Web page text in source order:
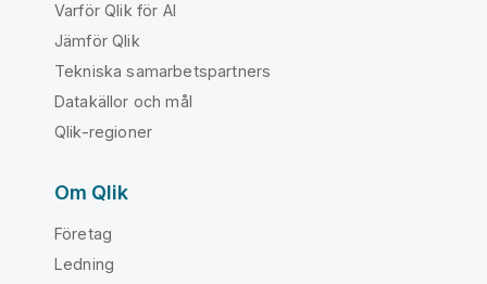
Varför Qlik för AI
Jämför Qlik
Tekniska samarbetspartners
Datakällor och mål
Qlik-regioner
Om Qlik
Företag
Ledning